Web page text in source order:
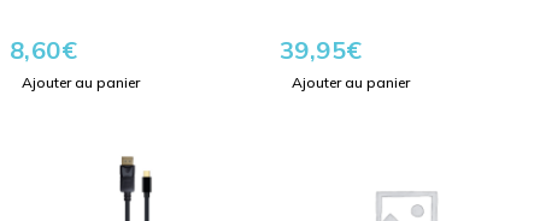
8,60€
Ajouter au panier
39,95€
Ajouter au panier